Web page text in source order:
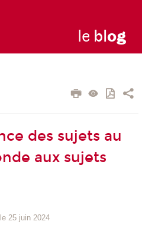
le blog
des sujets au
aux sujets
25 juin 2024